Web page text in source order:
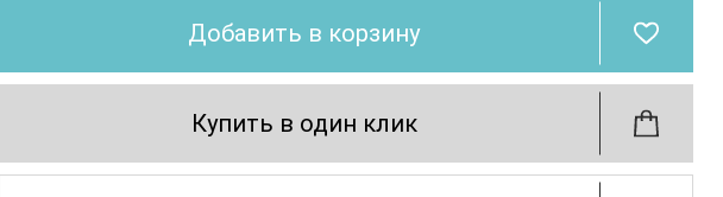
Добавить в корзину
Купить в один клик